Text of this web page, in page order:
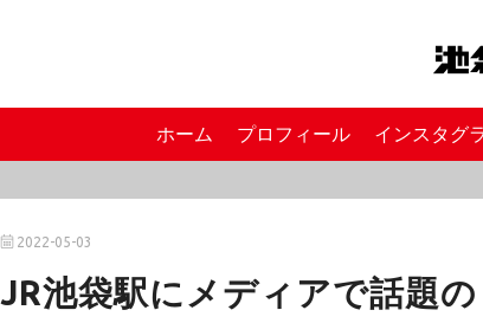
ホーム プロフィール インスタグ
2022-05-03
JR池袋駅にメディアで話題